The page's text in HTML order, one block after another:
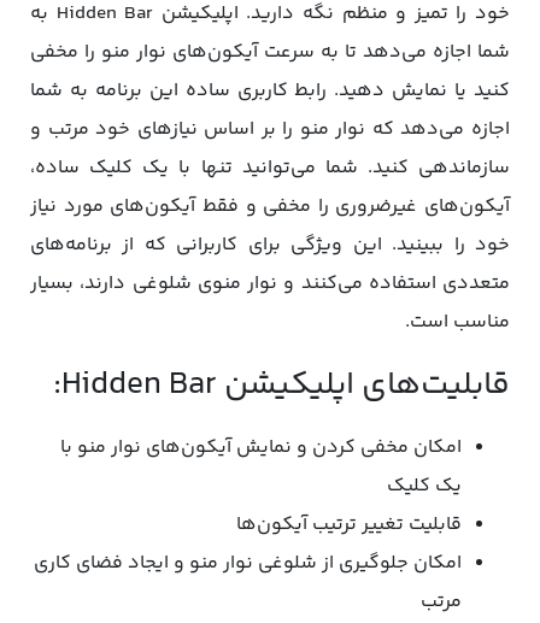
خود را تمیز و منظم نگه دارید. اپلیکیشن Hidden Bar به
شما اجازه می‌دهد تا به سرعت آیکون‌های نوار منو را مخفی
کنید یا نمایش دهید. رابط کاربری ساده این برنامه به شما
اجازه می‌دهد که نوار منو را بر اساس نیازهای خود مرتب و
سازماندهی کنید. شما می‌توانید تنها با یک کلیک ساده،
آیکون‌های غیرضروری را مخفی و فقط آیکون‌های مورد نیاز
خود را ببینید. این ویژگی برای کاربرانی که از برنامه‌های
متعددی استفاده می‌کنند و نوار منوی شلوغی دارند، بسیار
مناسب است.
قابلیت‌های اپلیکیشن Hidden Bar:
امکان مخفی کردن و نمایش آیکون‌های نوار منو با
یک کلیک
قابلیت تغییر ترتیب آیکون‌ها
امکان جلوگیری از شلوغی نوار منو و ایجاد فضای کاری
مرتب